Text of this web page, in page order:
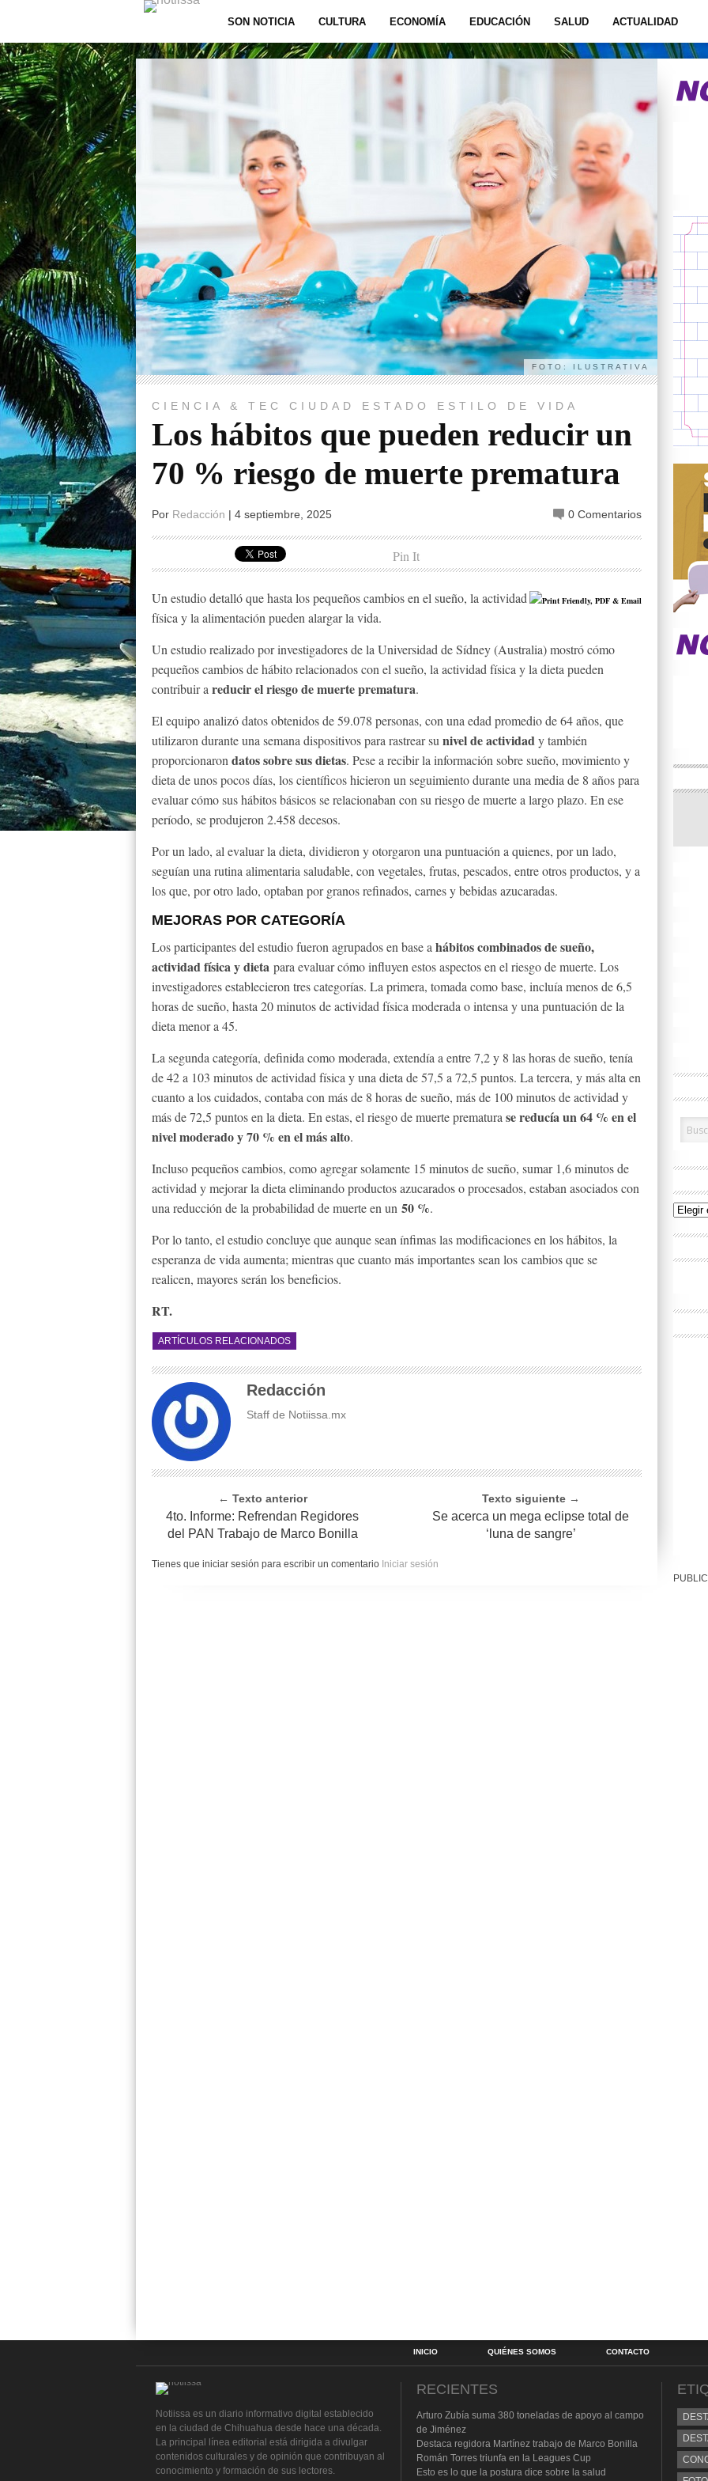
SON NOTICIA CULTURA ECONOMÍA EDUCACIÓN SALUD ACTUALIDAD
FOTO: ILUSTRATIVA
CIENCIA & TEC CIUDAD ESTADO ESTILO DE VIDA
Los hábitos que pueden reducir un
70 % riesgo de muerte prematura
Por Redacción | 4 septiembre, 2025 0 Comentarios
Pin It
Un estudio detalló que hasta los pequeños cambios en el sueño, la actividad
física y la alimentación pueden alargar la vida.
Un estudio realizado por investigadores de la Universidad de Sídney (Australia) mostró cómo
pequeños cambios de hábito relacionados con el sueño, la actividad física y la dieta pueden
contribuir a reducir el riesgo de muerte prematura.
El equipo analizó datos obtenidos de 59.078 personas, con una edad promedio de 64 años, que
utilizaron durante una semana dispositivos para rastrear su nivel de actividady también
proporcionaron datos sobre sus dietas. Pese a recibir la información sobre sueño, movimiento y
dieta de unos pocos días, los científicos hicieron un seguimiento durante una media de 8 años para
evaluar cómo sus hábitos básicos se relacionaban con su riesgo de muerte a largo plazo. En ese
período, se produjeron 2.458 decesos.
Por un lado, al evaluar la dieta, dividieron y otorgaron una puntuación a quienes, por un lado,
seguían una rutina alimentaria saludable, con vegetales, frutas, pescados, entre otros productos, y a
los que, por otro lado, optaban por granos refinados, carnes y bebidas azucaradas.
MEJORAS POR CATEGORÍA
Los participantes del estudio fueron agrupados en base a hábitos combinados de sueño,
actividad física y dieta para evaluar cómo influyen estos aspectos en el riesgo de muerte. Los
investigadores establecieron tres categorías. La primera, tomada como base, incluía menos de 6,5
horas de sueño, hasta 20 minutos de actividad física moderada o intensa y una puntuación de la
dieta menor a 45.
La segunda categoría, definida como moderada, extendía a entre 7,2 y 8 las horas de sueño, tenía
de 42 a 103 minutos de actividad física y una dieta de 57,5 a 72,5 puntos. La tercera, y más alta en
cuanto a los cuidados, contaba con más de 8 horas de sueño, más de 100 minutos de actividad y
más de 72,5 puntos en la dieta. En estas, el riesgo de muerte prematura se reducía un 64 % en el
nivel moderado y 70 % en el más alto.
Incluso pequeños cambios, como agregar solamente 15 minutos de sueño, sumar 1,6 minutos de
actividad y mejorar la dieta eliminando productos azucarados o procesados, estaban asociados con
una reducción de la probabilidad de muerte en un 50 %.
Por lo tanto, el estudio concluye que aunque sean ínfimas las modificaciones en los hábitos, la
esperanza de vida aumenta; mientras que cuanto más importantes sean los cambios que se
realicen, mayores serán los beneficios.
RT.
ARTÍCULOS RELACIONADOS
Redacción
Staff de Notiissa.mx
← Texto anterior
4to. Informe: Refrendan Regidores
del PAN Trabajo de Marco Bonilla
Texto siguiente →
Se acerca un mega eclipse total de
‘luna de sangre’
Tienes que iniciar sesión para escribir un comentario Iniciar sesión
Archivo
INICIO QUIÉNES SOMOS CONTACTO
Notiissa es un diario informativo digital establecido
en la ciudad de Chihuahua desde hace una década.
La principal línea editorial está dirigida a divulgar
contenidos culturales y de opinión que contribuyan al
conocimiento y formación de sus lectores.
RECIENTES
Arturo Zubía suma 380 toneladas de apoyo al campo
de Jiménez
Destaca regidora Martínez trabajo de Marco Bonilla
Román Torres triunfa en la Leagues Cup
Esto es lo que la postura dice sobre la salud